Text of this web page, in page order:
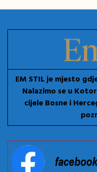
EM STIL je mjesto
Nalazimo se u
cijele Bosne i